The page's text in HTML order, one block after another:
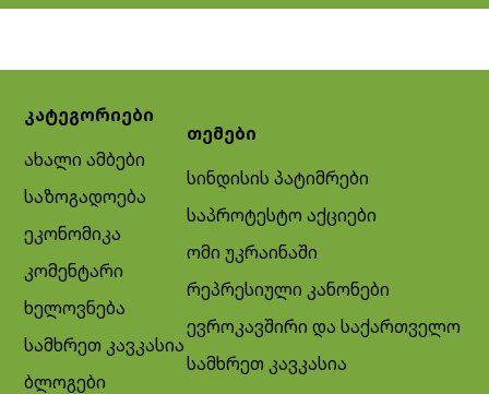
კატეგორიები
ახალი ამბები
საზოგადოება
ეკონომიკა
კომენტარი
ხელოვნება
სამხრეთ კავკასია
ბლოგები
თემები
სინდისის პატიმრები
საპროტესტო აქციები
ომი უკრაინაში
რეპრესიული კანონები
ევროკავშირი და საქართველო
სამხრეთ კავკასია